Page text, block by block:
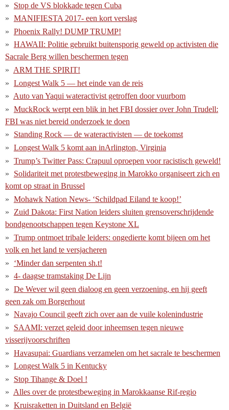
Stop de VS blokkade tegen Cuba
MANIFIESTA 2017- een kort verslag
Phoenix Rally! DUMP TRUMP!
HAWAII: Politie gebruikt buitensporig geweld op activisten die
Sacrale Berg willen beschermen tegen
ARM THE SPIRIT!
Longest Walk 5 — het einde van de reis
Auto van Yaqui wateractivist getroffen door vuurbom
MuckRock werpt een blik in het FBI dossier over John Trudell:
FBI was niet bereid onderzoek te doen
Standing Rock — de wateractivisten — de toekomst
Longest Walk 5 komt aan inArlington, Virginia
Trump’s Twitter Pass: Crapuul oproepen voor racistisch geweld!
Solidariteit met protestbeweging in Marokko organiseert zich en
komt op straat in Brussel
Mohawk Nation News- ‘Schildpad Eiland te koop!’
Zuid Dakota: First Nation leiders sluiten grensoverschrijdende
bondgenootschappen tegen Keystone XL
Trump ontmoet tribale leiders: ongedierte komt bijeen om het
volk en het land te versjacheren
‘Minder dan serpenten sh.t!
4- daagse tramstaking De Lijn
De Wever wil geen dialoog en geen verzoening, en hij geeft
geen zak om Borgerhout
Navajo Council geeft zich over aan de vuile kolenindustrie
SAAMI: verzet geleid door inheemsen tegen nieuwe
visserijvoorschriften
Havasupai: Guardians verzamelen om het sacrale te beschermen
Longest Walk 5 in Kentucky
Stop Tihange & Doel !
Alles over de protestbeweging in Marokkaanse Rif-regio
Kruisraketten in Duitsland en België